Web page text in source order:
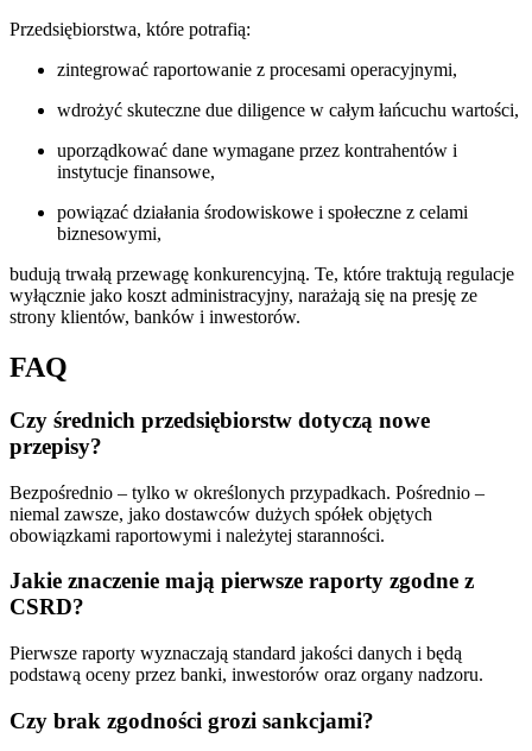
Przedsiębiorstwa, które potrafią:
zintegrować raportowanie z procesami operacyjnymi,
wdrożyć skuteczne due diligence w całym łańcuchu wartości,
uporządkować dane wymagane przez kontrahentów i
instytucje finansowe,
powiązać działania środowiskowe i społeczne z celami
biznesowymi,
budują trwałą przewagę konkurencyjną. Te, które traktują regulacje
wyłącznie jako koszt administracyjny, narażają się na presję ze
strony klientów, banków i inwestorów.
FAQ
Czy średnich przedsiębiorstw dotyczą nowe
przepisy?
Bezpośrednio – tylko w określonych przypadkach. Pośrednio –
niemal zawsze, jako dostawców dużych spółek objętych
obowiązkami raportowymi i należytej staranności.
Jakie znaczenie mają pierwsze raporty zgodne z
CSRD?
Pierwsze raporty wyznaczają standard jakości danych i będą
podstawą oceny przez banki, inwestorów oraz organy nadzoru.
Czy brak zgodności grozi sankcjami?